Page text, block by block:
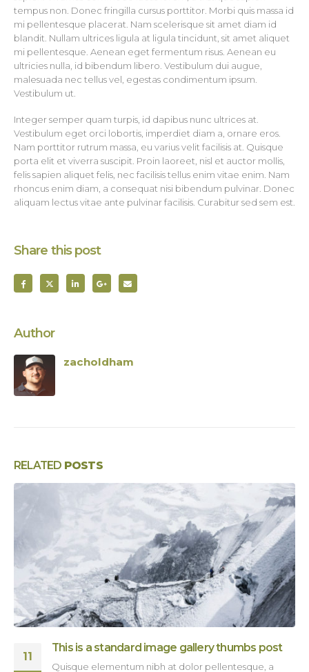
tempus non. Donec fringilla cursus porttitor. Morbi quis massa id
mi pellentesque placerat. Nam scelerisque sit amet diam id
blandit. Nullam ultrices ligula at ligula tincidunt, sit amet aliquet
mi pellentesque. Aenean eget fermentum risus. Aenean eu
ultricies nulla, id bibendum libero. Vestibulum dui augue,
malesuada nec tellus vel, egestas condimentum ipsum.
Vestibulum ut.
Integer semper quam turpis, id dapibus nunc ultrices at.
Vestibulum eget orci lobortis, imperdiet diam a, ornare eros.
Nam porttitor rutrum massa, eu varius velit facilisis at. Quisque
porta elit et viverra suscipit. Proin laoreet, nisl et auctor mollis,
felis sapien aliquet felis, nec facilisis tellus enim vitae enim. Nam
rhoncus enim diam, a consequat nisi bibendum pulvinar. Donec
aliquam lectus vitae ante pulvinar facilisis. Curabitur sed sem est.
Share this post
Author
zacholdham
RELATED POSTS
11
This is a standard image gallery thumbs post
Quisque elementum nibh at dolor pellentesque, a